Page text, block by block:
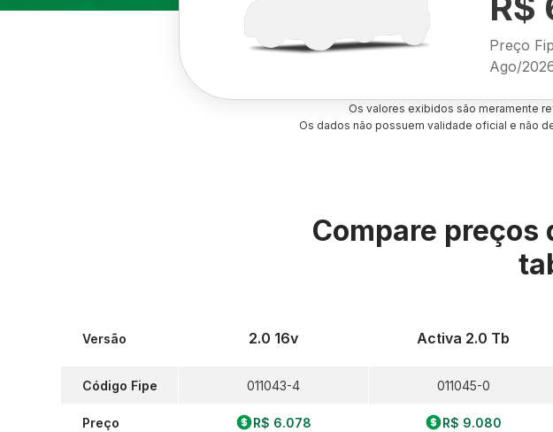
Preço
Ago/
Os valores exibidos são meramente
Os dados não possuem validade oficial e não
Compare preços
Versão
Código Fipe
Preço
2.0 16v
011043-4
R$ 6.078
Activa 2.0 Tb
011045-0
R$ 9.080